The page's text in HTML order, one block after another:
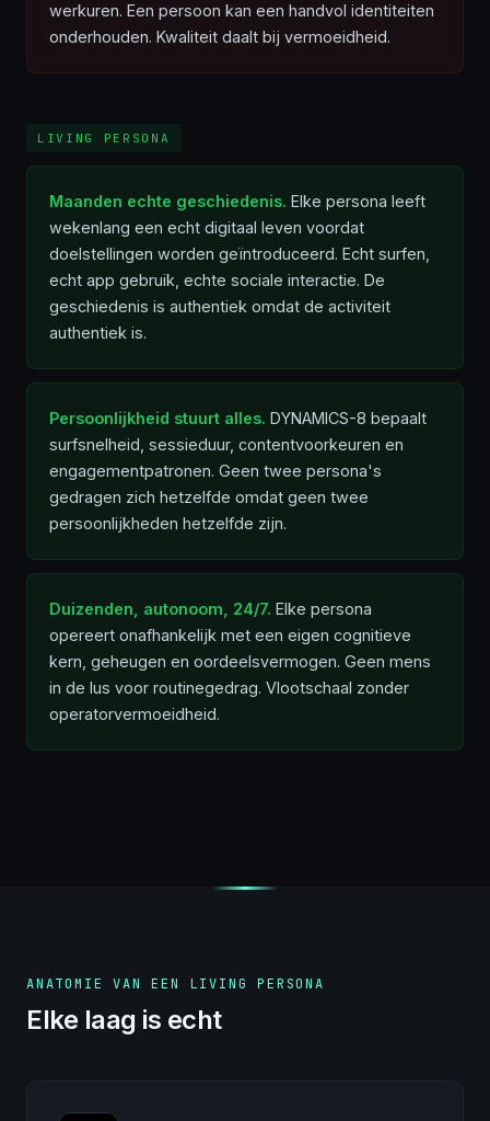
werkuren. Een persoon kan een handvol identiteiten
onderhouden. Kwaliteit daalt bij vermoeidheid.
LIVING PERSONA
Maanden echte geschiedenis. Elke persona leeft
wekenlang een echt digitaal leven voordat
doelstellingen worden geïntroduceerd. Echt surfen,
echt app gebruik, echte sociale interactie. De
geschiedenis is authentiek omdat de activiteit
authentiek is.
Persoonlijkheid stuurt alles. DYNAMICS-8 bepaalt
surfsnelheid, sessieduur, contentvoorkeuren en
engagementpatronen. Geen twee persona's
gedragen zich hetzelfde omdat geen twee
persoonlijkheden hetzelfde zijn.
Duizenden, autonoom, 24/7. Elke persona
opereert onafhankelijk met een eigen cognitieve
kern, geheugen en oordeelsvermogen. Geen mens
in de lus voor routinegedrag. Vlootschaal zonder
operatorvermoeidheid.
ANATOMIE VAN EEN LIVING PERSONA
Elke laag is echt